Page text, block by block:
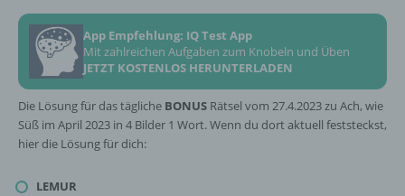
App Empfehlung: IQ Test App
Mit zahlreichen Aufgaben zum Knobeln und Üben
JETZT KOSTENLOS HERUNTERLADEN
Die Lösung für das tägliche BONUS Rätsel vom 27.4.2023 zu Ach, wie
Süß im April 2023 in 4 Bilder 1 Wort. Wenn du dort aktuell feststeckst,
hier die Lösung für dich:
LEMUR